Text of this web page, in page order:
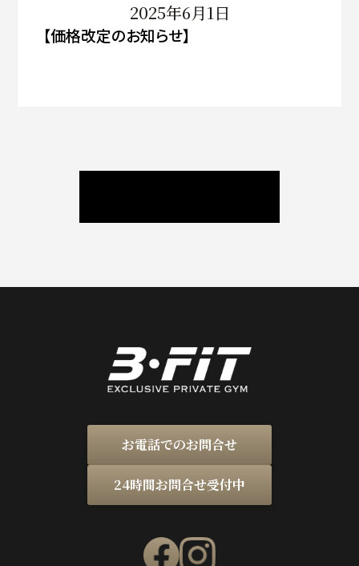
2025年6月1日
【価格改定のお知らせ】
お電話でのお問合せ
24時間お問合せ受付中